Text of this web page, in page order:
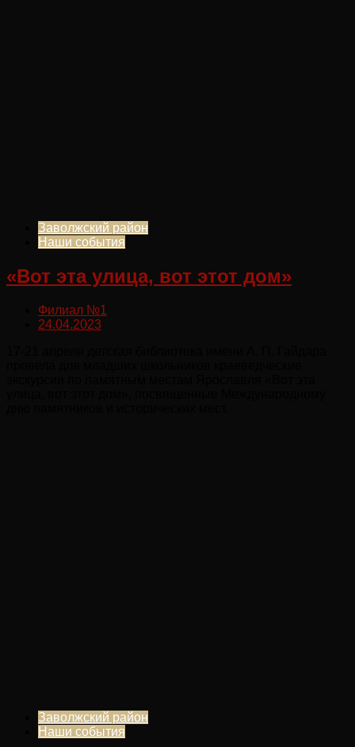
Заволжский район
Наши события
«Вот эта улица, вот этот дом»
Филиал №1
24.04.2023
Заволжский район
Наши события